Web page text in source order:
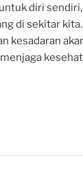
diri
di sekitar
kesadaran